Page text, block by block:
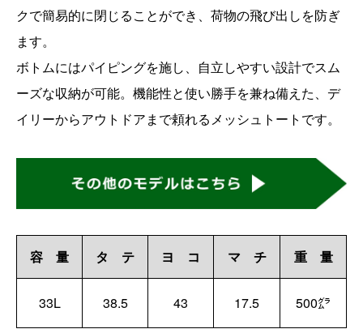
クで簡易的に閉じることができ、荷物の飛び出しを防ぎ
ます。
ボトムにはパイピングを施し、自立しやすい設計でスム
ーズな収納が可能。機能性と使い勝手を兼ね備えた、デ
イリーからアウトドアまで頼れるメッシュトートです。
容 量 タ テ ヨ コ マ チ 重 量
33L 38.5 43 17.5 500㌘